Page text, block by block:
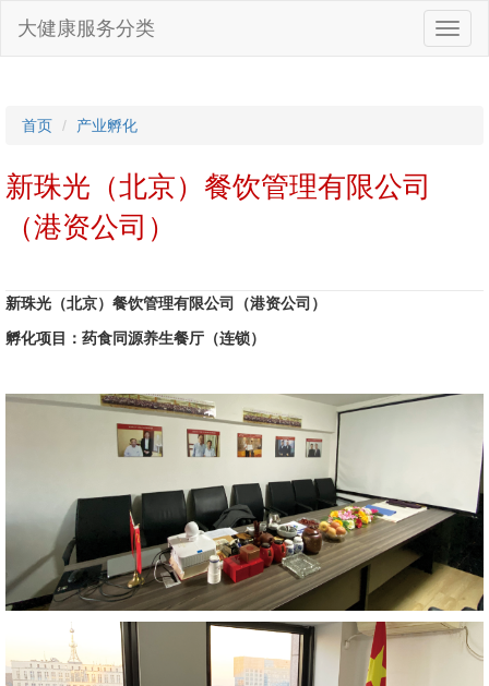
大健康服务分类
首页 产业孵化
新珠光（北京）餐饮管理有限公司
（港资公司）
新珠光（北京）餐饮管理有限公司（港资公司）
孵化项目：药食同源养生餐厅（连锁）